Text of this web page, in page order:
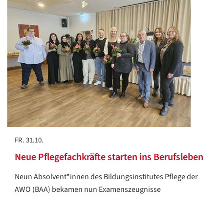
FR. 31.10.
Neue Pflegefachkräfte starten ins Berufsleben
Neun Absolvent*innen des Bildungsinstitutes Pflege der
AWO (BAA) bekamen nun Examenszeugnisse